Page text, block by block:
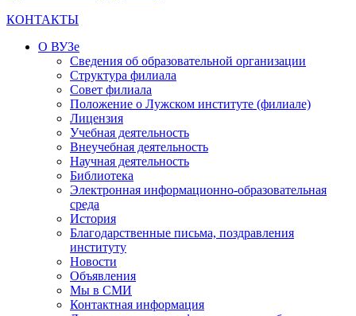
КОНТАКТЫ
О ВУЗе
Сведения об образовательной организации
Структура филиала
Совет филиала
Положение о Лужском институте (филиале)
Лицензия
Учебная деятельность
Внеучебная деятельность
Научная деятельность
Библиотека
Электронная информационно-образовательная
среда
История
Благодарственные письма, поздравления
институту
Новости
Объявления
Мы в СМИ
Контактная информация